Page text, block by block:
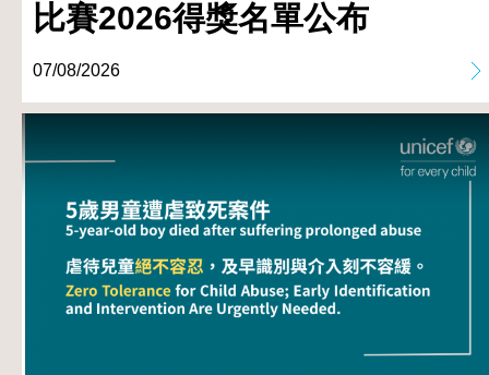
比賽2026得獎名單公布
07/08/2026